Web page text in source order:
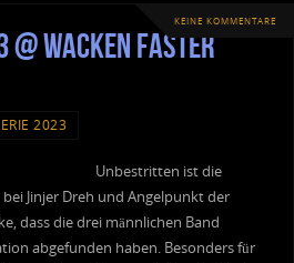
KEINE KOMMENTARE
@ Wacken Faster
2023
Unbestritten ist die
Jinjer Dreh und Angelpunkt der
dass die drei männlichen Band
abgefunden haben. Besonders für